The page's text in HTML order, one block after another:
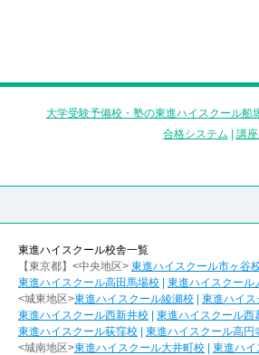
大学受験予備校・塾の東進ハイスクール船
合格システム
講
東進ハイスクール校舎一覧
【東京都】<中央地区> 東進ハイスクール市ヶ谷
東進ハイスクール高田馬場校
東進ハイスクール
<城東地区>東進ハイスクール綾瀬校
東進ハイ
東進ハイスクール西新井校
東進ハイスクール西
東進ハイスクール荻窪校
東進ハイスクール高円
<城南地区>東進ハイスクール大井町校
東進ハイ